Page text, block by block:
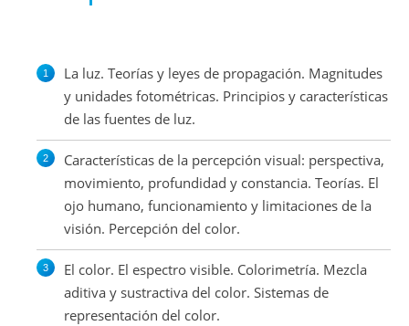
La luz. Teorías y leyes de propagación. Magnitudes
y unidades fotométricas. Principios y características
de las fuentes de luz.
Características de la percepción visual: perspectiva,
movimiento, profundidad y constancia. Teorías. El
ojo humano, funcionamiento y limitaciones de la
visión. Percepción del color.
El color. El espectro visible. Colorimetría. Mezcla
aditiva y sustractiva del color. Sistemas de
representación del color.